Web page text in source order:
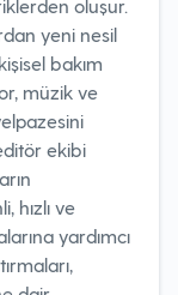
oluşur.
yeni nesil
bakım
müzik ve
ekibi
hızlı ve
yardımcı